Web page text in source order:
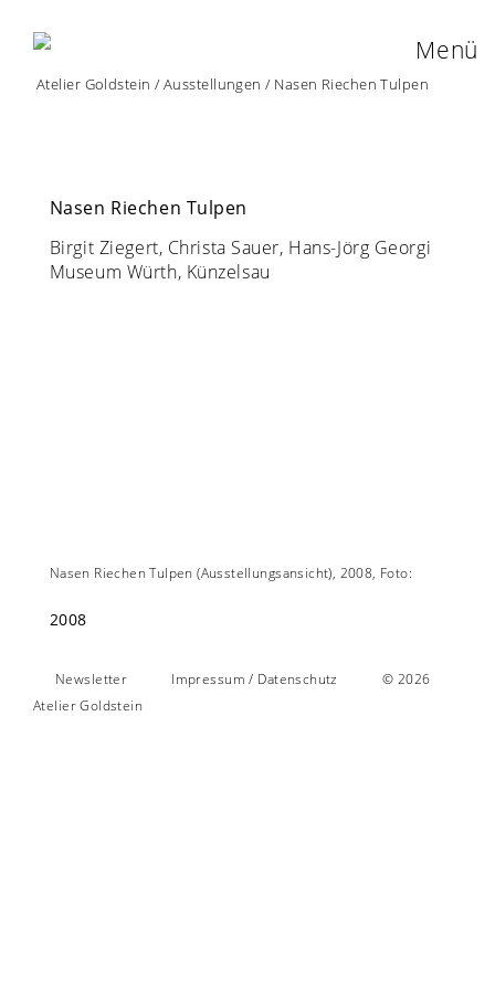
Atelier Goldstein /Ausstellungen / Nasen Riechen Tulpen
Menü
Nasen Riechen Tulpen
Birgit Ziegert, Christa Sauer, Hans-Jörg Georgi
Museum Würth, Künzelsau
Nasen Riechen Tulpen (Ausstellungsansicht), 2008, Foto:
2008
Newsletter Impressum / Datenschutz
© 2026
Atelier Goldstein